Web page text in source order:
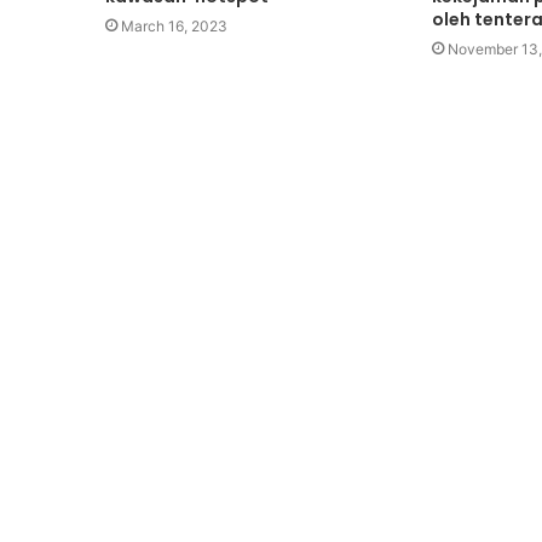
March 16, 2023
oleh
November